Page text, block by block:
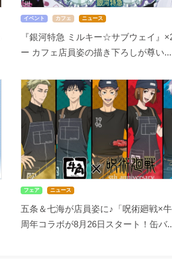
イベント カフェ ニュース
『銀河特急 ミルキー☆サブウェイ』
ー カフェ店員姿の描き下ろしが尊い...
フェア ニュース
五条＆七海が店員姿に♪「呪術廻戦×
周年コラボが8月26日スタート！缶バ